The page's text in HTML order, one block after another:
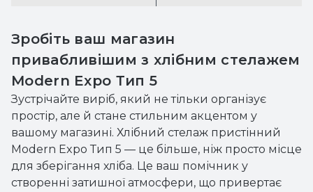
Зробіть ваш магазин
привабливішим з хлібним стелажем
Modern Expo Тип 5
Зустрічайте виріб, який не тільки організує
простір, але й стане стильним акцентом у
вашому магазині. Хлібний стелаж пристінний
Modern Expo Тип 5 — це більше, ніж просто місце
для зберігання хліба. Це ваш помічник у
створенні затишної атмосфери, що привертає